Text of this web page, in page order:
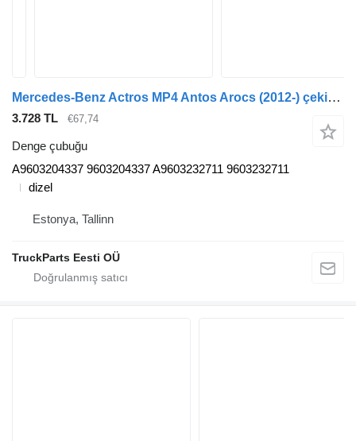
Mercedes-Benz Actros MP4 Antos Arocs (2012-) çekici için Mercedes-Benz actros mp4 1845 (01.13-) A9603204337 denge çubuğu
3.728 TL €67,74
Denge çubuğu
A9603204337 9603204337 A9603232711 9603232711
dizel
Estonya, Tallinn
TruckParts Eesti OÜ